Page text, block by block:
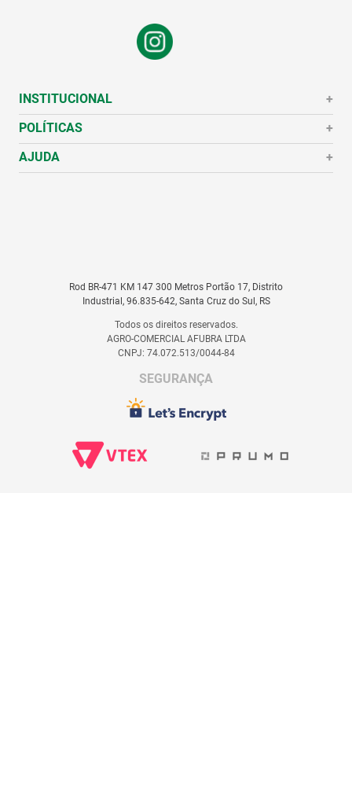
INSTITUCIONAL
+
Quem Somos
História
POLÍTICAS
+
Política de Pagamento
Políticas de Trocas e Devoluções
AJUDA
+
Rod BR-471 KM 147 300 Metros Portão 17, Distrito
Industrial, 96.835-642, Santa Cruz do Sul, RS
Todos os direitos reservados.
AGRO-COMERCIAL AFUBRA LTDA
CNPJ: 74.072.513/0044-84
SEGURANÇA